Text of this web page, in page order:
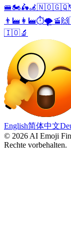
🚝🏍️🛵🦼🇳🇴🇬🇶
👨‍🏭 👩‍🏭⏱️🌪️🚡 🙌
🇮🇴🔬
English简体中文
© 2026 AI Emoji
Rechte vorbehalten.